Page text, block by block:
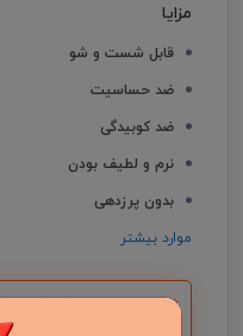
مزایا
قابل شست و شو
ضد حساسیت
ضد کوبیدگی
نرم و لطیف بودن
بدون پرزدهی
موارد بیشتر